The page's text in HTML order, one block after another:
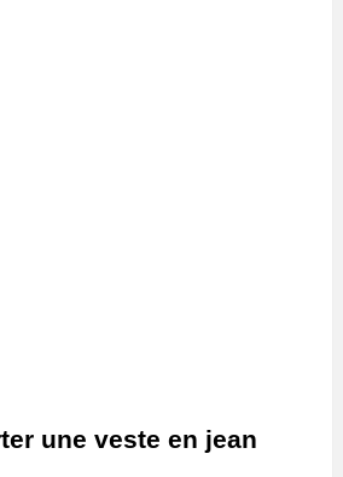
une veste en jean